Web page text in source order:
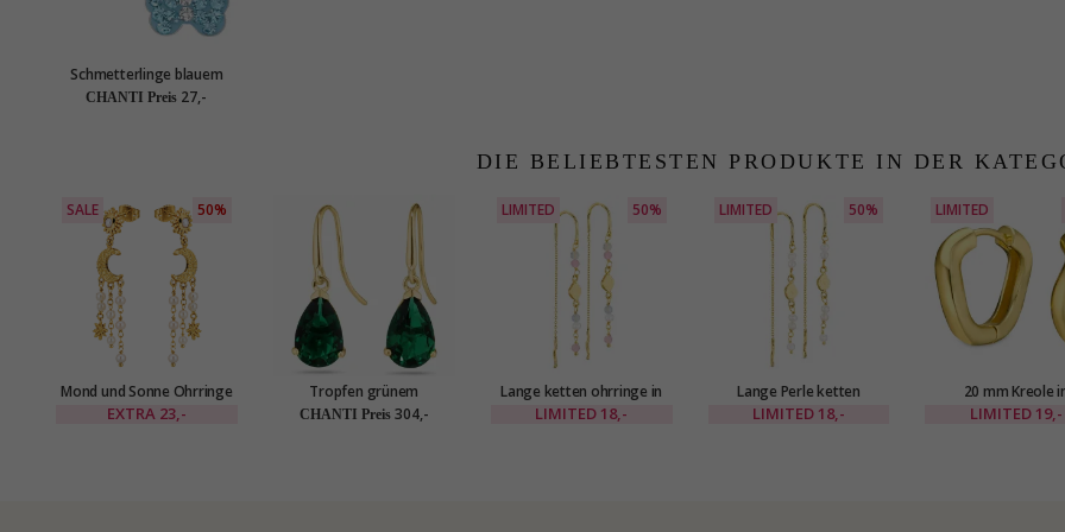
Schmetterlinge blauem
Kinderohrringe in Silber -
CHANTI Preis 27,-
DIE BELIEBTESTEN PRODUKTE IN DER
SALE 50%
Mond und Sonne Ohrringe
in vergoldetes Messing -
EXTRA 23,-
Tropfen grünem
Goldohrringe in 14 Karat
CHANTI Preis 304,-
LIMITED 50%
Lange ketten ohrringe in
vergoldetes Messing - Eliné
LIMITED 18,-
LIMITED 50%
Lange Perle ketten
ohrringe in vergoldetes
LIMITED 18,-
LIMITED
20 mm Kreole
vergoldetes Messing
LIMITED 19,-